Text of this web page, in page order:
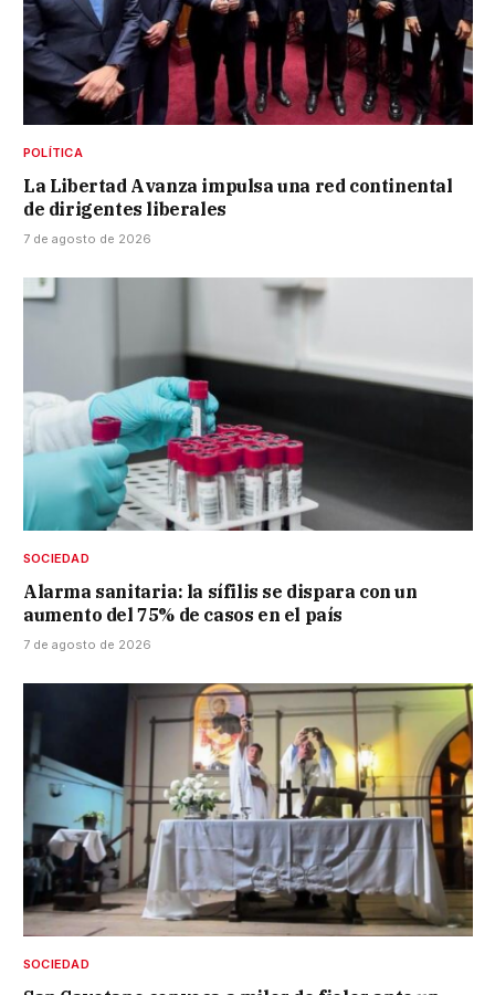
POLÍTICA
La Libertad Avanza impulsa una red continental
de dirigentes liberales
7 de agosto de 2026
SOCIEDAD
Alarma sanitaria: la sífilis se dispara con un
aumento del 75% de casos en el país
7 de agosto de 2026
SOCIEDAD